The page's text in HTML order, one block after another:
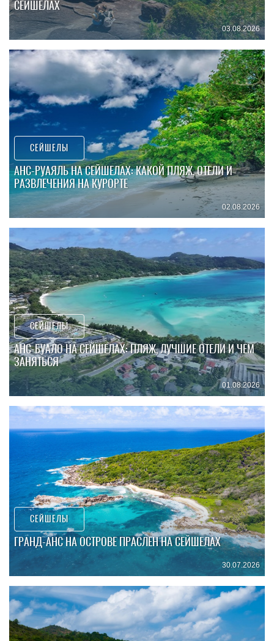
СЕЙШЕЛАХ
03.08.2026
СЕЙШЕЛЫ
АНС-РУАЯЛЬ НА СЕЙШЕЛАХ: КАКОЙ ПЛЯЖ, ОТЕЛИ И
РАЗВЛЕЧЕНИЯ НА КУРОРТЕ
02.08.2026
СЕЙШЕЛЫ
АНС-БУАЛО НА СЕЙШЕЛАХ: ПЛЯЖ, ЛУЧШИЕ ОТЕЛИ И ЧЕМ
ЗАНЯТЬСЯ
01.08.2026
СЕЙШЕЛЫ
ГРАНД-АНС НА ОСТРОВЕ ПРАСЛЕН НА СЕЙШЕЛАХ
30.07.2026